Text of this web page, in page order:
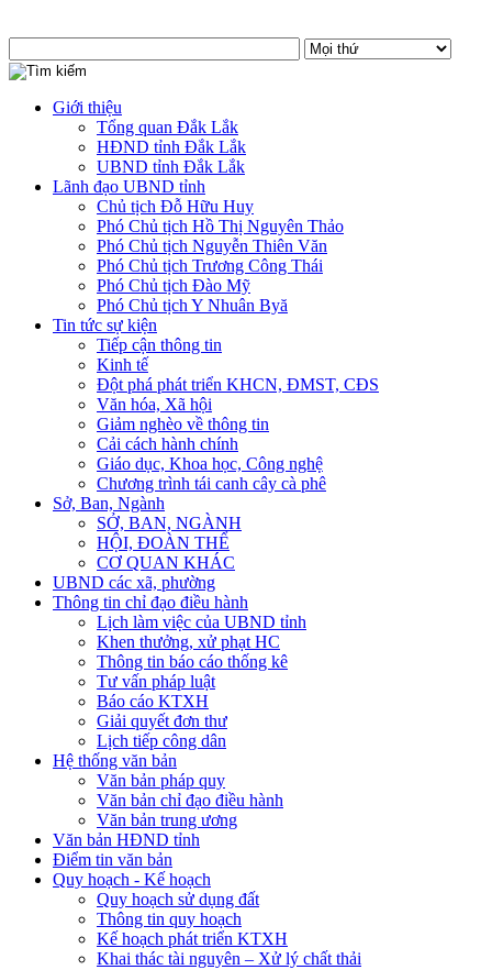
Giới thiệu
Tổng quan Đắk Lắk
HĐND tỉnh Đắk Lắk
UBND tỉnh Đắk Lắk
Lãnh đạo UBND tỉnh
Chủ tịch Đỗ Hữu Huy
Phó Chủ tịch Hồ Thị Nguyên Thảo
Phó Chủ tịch Nguyễn Thiên Văn
Phó Chủ tịch Trương Công Thái
Phó Chủ tịch Đào Mỹ
Phó Chủ tịch Y Nhuân Byă
Tin tức sự kiện
Tiếp cận thông tin
Kinh tế
Đột phá phát triển KHCN, ĐMST, CĐS
Văn hóa, Xã hội
Giảm nghèo về thông tin
Cải cách hành chính
Giáo dục, Khoa học, Công nghệ
Chương trình tái canh cây cà phê
Sở, Ban, Ngành
SỞ, BAN, NGÀNH
HỘI, ĐOÀN THỂ
CƠ QUAN KHÁC
UBND các xã, phường
Thông tin chỉ đạo điều hành
Lịch làm việc của UBND tỉnh
Khen thưởng, xử phạt HC
Thông tin báo cáo thống kê
Tư vấn pháp luật
Báo cáo KTXH
Giải quyết đơn thư
Lịch tiếp công dân
Hệ thống văn bản
Văn bản pháp quy
Văn bản chỉ đạo điều hành
Văn bản trung ương
Văn bản HĐND tỉnh
Điểm tin văn bản
Quy hoạch - Kế hoạch
Quy hoạch sử dụng đất
Thông tin quy hoạch
Kế hoạch phát triển KTXH
Khai thác tài nguyên – Xử lý chất thải